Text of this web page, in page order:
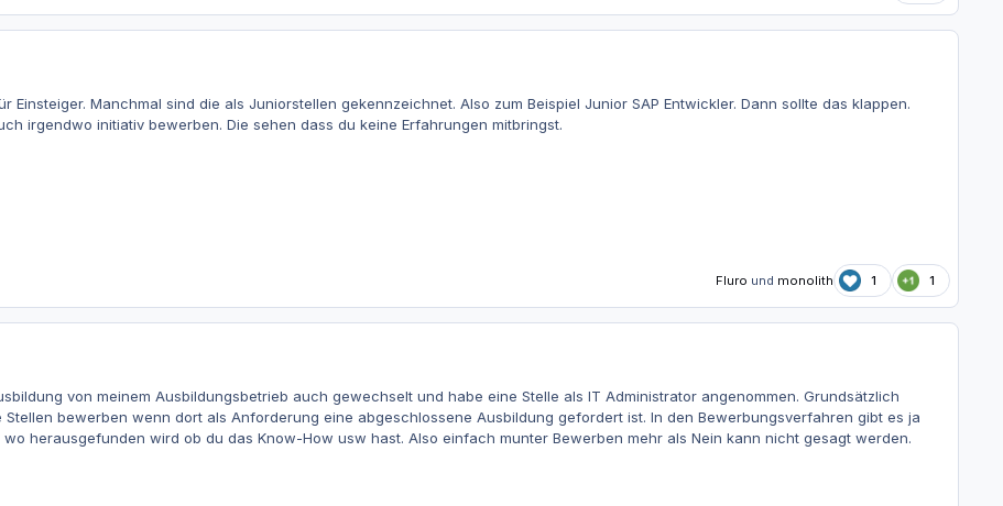
Einsteiger. Manchmal sind die als Juniorstellen gekennzeichnet. Also zum Beispiel Junior SAP Entwickler. Dann sollte das klappen.
irgendwo initiativ bewerben. Die sehen dass du keine Erfahrungen mitbringst.
Fluro und monolith 1 1
von meinem Ausbildungsbetrieb auch gewechselt und habe eine Stelle als IT Administrator angenommen. Grundsätzlich
bewerben wenn dort als Anforderung eine abgeschlossene Ausbildung gefordert ist. In den Bewerbungsverfahren gibt es ja
herausgefunden wird ob du das Know-How usw hast. Also einfach munter Bewerben mehr als Nein kann nicht gesagt werden.